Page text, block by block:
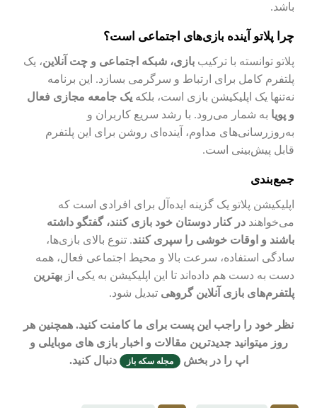
باشد.
چرا پلاتو آینده بازی‌های اجتماعی است؟
پلاتو توانسته با ترکیببازی، شبکه اجتماعی و چت آنلاین، یک
پلتفرم کامل برای ارتباط و سرگرمی بسازد. این برنامه
نه‌تنها یک اپلیکیشن بازی است، بلکهیک جامعه مجازی فعال
و پویا به شمار می‌رود. با رشد سریع کاربران و
به‌روزرسانی‌های مداوم، آینده‌ای روشن برای این پلتفرم
قابل پیش‌بینی است.
جمع‌بندی
اپلیکیشن پلاتو یک گزینه ایده‌آل برای افرادی است که
می‌خواهنددر کنار دوستان خود بازی کنند، گفتگو داشته
باشند و اوقات خوشی را سپری کنند. تنوع بالای بازی‌ها،
سادگی استفاده، سرعت بالا و محیط اجتماعی فعال، همه
دست به دست هم داده‌اند تا این اپلیکیشن به یکی ازبهترین
پلتفرم‌های بازی آنلاین گروهی تبدیل شود.
نظر خود را راجب این پست برای ما کامنت کنید. همچنین هر
روز میتوانید جدیدترین مقالات و اخبار بازی های موبایلی و
اپ را در بخش
مجله سکه باز دنبال کنید.